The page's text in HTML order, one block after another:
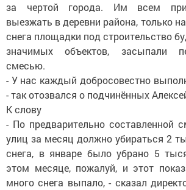
за чертой города. Им всем
выезжать в деревни района, только
снега площадки под строительство
значимых объектов, засыпали
смесью.
- У нас каждый добросовестно
- так отозвался о подчинённых
К слову
- По предварительно составленной
улиц за месяц должно убираться 2
снега, в январе было убрано 5
этом месяце, пожалуй, и этот
много снега выпало, - сказал